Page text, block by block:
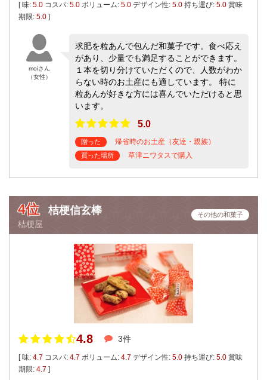
[ 味: 5.0 コスパ: 5.0 ボリューム: 5.0 デザイン性: 5.0 持ち運び: 5.0 賞味
期限: 5.0 ]
moiさん
（女性）
求肥を粒あんで包んだ和菓子です。食べ応え
があり、少量でも満足することができます。
１本を切り分けていただくので、人数がわか
らない時のお土産にも適しています。 特に
粒あんが好きな方には喜んでいただけると思
います。
5.0
贈った 帰省時のお土産（友達・親族）
買った場所 草津ニワタスで購入
4位 桔梗信玄棒
桔梗屋
その他の和菓子
4.8 3件
[ 味: 4.7 コスパ: 4.7 ボリューム: 4.7 デザイン性: 5.0 持ち運び: 5.0 賞味
期限: 4.7 ]